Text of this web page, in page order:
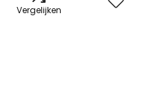
Vergelijken
Snelle links